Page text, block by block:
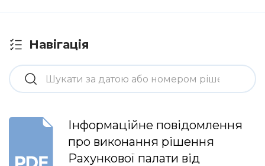
Навігація
Інформаційне повідомлення
про виконання рішення
Рахункової палати від